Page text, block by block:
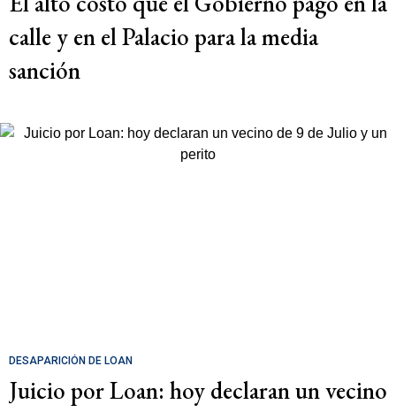
calle y en el Palacio para la media
sanción
DESAPARICIÓN DE LOAN
Juicio por Loan: hoy declaran un vecino